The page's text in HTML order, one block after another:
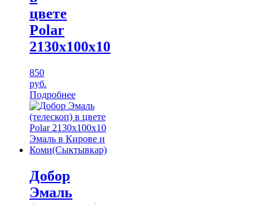
цвете
Polar
2130х100х10
850
руб.
Подробнее
Добор
Эмаль